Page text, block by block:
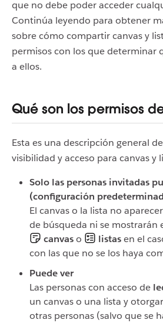
que no debe poder acceder
Continúa leyendo para obtener
sobre cómo compartir canvas y
permisos con los que determinar
a ellos.
Qué son los permisos
Esta es una descripción general
visibilidad y acceso para canvas y
Solo las personas invitadas
(configuración
El canvas o la lista no
de búsqueda ni se mostrarán
canvaso listasen el
con las que no se los haya
Puede ver
Las personas con acceso de
un canvas o una lista y
otras personas (salvo que se